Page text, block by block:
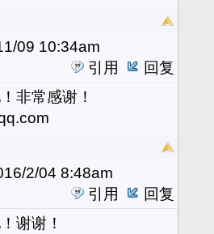
09 10:34am
引用
回复
非常感谢！
2/04 8:48am
引用
回复
谢谢！